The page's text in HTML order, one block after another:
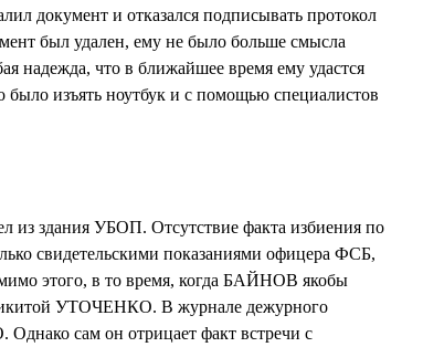
документ и отказался подписывать протокол
был удален, ему не было больше смысла
надежда, что в ближайшее время ему удастся
было изъять ноутбук и с помощью специалистов
из здания УБОП. Отсутствие факта избиения по
свидетельскими показаниями офицера ФСБ,
этого, в то время, когда БАЙНОВ якобы
УТОЧЕНКО. В журнале дежурного
сам он отрицает факт встречи с